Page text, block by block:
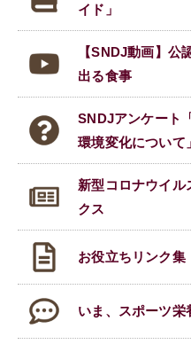
イド」
【SNDJ動画】公
出る食事
SNDJアンケート
環境変化について」
新型コロナウイル
クス
お役立ちリンク集
いま、スポーツ栄